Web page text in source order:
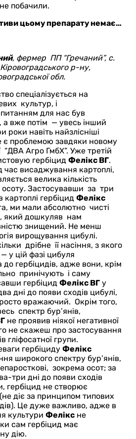
побачили.
цьому препарату немає…
, фермер ПП “Гречаний”, с.
р-ну,
обл.
спеціалізується на
культур, і
для нас був
а вже потім — увесь інший
роки навіть найзлісніші
є проблемою завдяки новому
“ДВА Агро ГмбХ”. Уже третій
гербіцид Фелікс ВГ.
час висаджування картоплі,
велика кількість
осоту. Застосувавши за три
картоплі гербіцид Фелікс
ми мали абсолютно чисті
який дошкуляв нам
знищений. Не менш
вирощування цибулі.
дрібне її насіння, з якого
у цій фазі цибуля
гербіцидів, адже вони, крім
принічують і саму
гербіцид Фелікс ВГ у
дні до появи сходів цибулі,
вражаючий. Окрім того,
спектр бур’янів,
не проявив ніякої негативної
не скажеш про застосування
гліфосатної групи.
гербіциду Фелікс
широкого спектру бур’янів,
зокрема осот; за
три дні до появи сходів
гербіцид не створює
діє за принципом типових
Це дуже важливо, адже в
культури Фелікс не
сам гербіцид має
дію.